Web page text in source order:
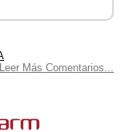
Leer Más Comentarios...